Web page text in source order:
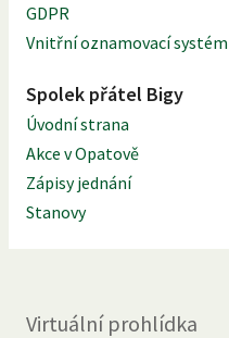
GDPR
Vnitřní oznamovací systém
Spolek přátel Bigy
Úvodní strana
Akce v Opatově
Zápisy jednání
Stanovy
Virtuální prohlídka